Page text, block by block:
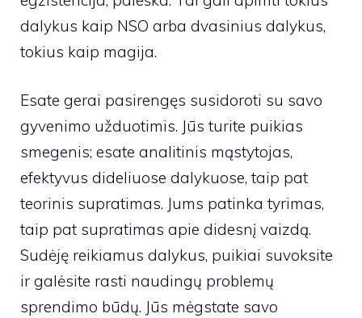
dalykus kaip NSO arba dvasinius dalykus,
tokius kaip magija.
Esate gerai pasirengęs susidoroti su savo
gyvenimo užduotimis. Jūs turite puikias
smegenis; esate analitinis mąstytojas,
efektyvus dideliuose dalykuose, taip pat
teorinis supratimas. Jums patinka tyrimas,
taip pat supratimas apie didesnį vaizdą.
Sudėję reikiamus dalykus, puikiai suvoksite
ir galėsite rasti naudingų problemų
sprendimo būdų. Jūs mėgstate savo